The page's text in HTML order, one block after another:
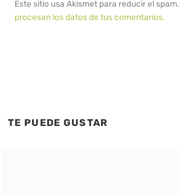
Este sitio usa Akismet para reducir el
procesan los datos de tus comentarios.
TE PUEDE GUSTAR